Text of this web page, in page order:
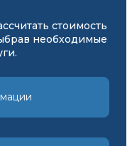
стоимость
необходимые